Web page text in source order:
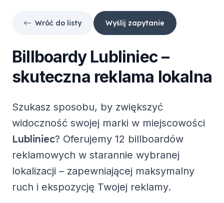
Wróć do listy Wyślij zapytanie
Billboardy Lubliniec–
skuteczna reklama lokalna
Szukasz sposobu, by zwiększyć
widoczność swojej marki w miejscowości
Lubliniec? Oferujemy 12 billboardów
reklamowych w starannie wybranej
lokalizacji – zapewniającej maksymalny
ruch i ekspozycję Twojej reklamy.